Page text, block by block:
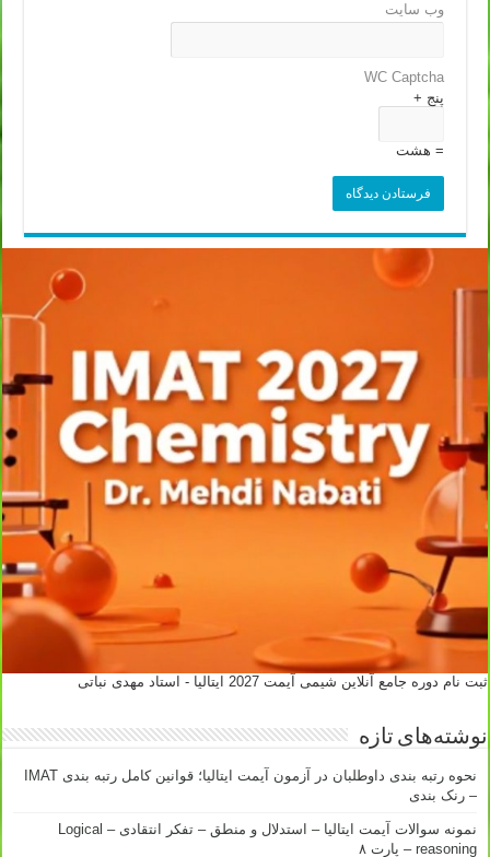
وب‌ سایت
WC Captcha
پنج +
= هشت
ثبت نام دوره جامع آنلاین شیمی آیمت 2027 ایتالیا - استاد مهدی نباتی
نوشته‌های تازه
نحوه رتبه بندی داوطلبان در آزمون آیمت ایتالیا؛ قوانین کامل رتبه بندی IMAT
– رنک بندی
نمونه سوالات آیمت ایتالیا – استدلال و منطق – تفکر انتقادی – Logical
reasoning – پارت ۸